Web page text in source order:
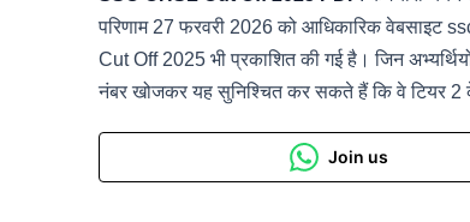
परिणाम 27 फरवरी 2026 को आधिकारिक वेबसाइट
Cut Off 2025 भी प्रकाशित की गई है। जिन
नंबर खोजकर यह सुनिश्चित कर सकते हैं कि वे टियर 2 के
Join us